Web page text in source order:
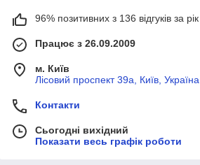
96% позитивних з 136 відгуків за рік
Працює з 26.09.2009
м. Київ
Лісовий проспект 39а, Київ, Україна
Контакти
Сьогодні вихідний
Показати весь графік роботи